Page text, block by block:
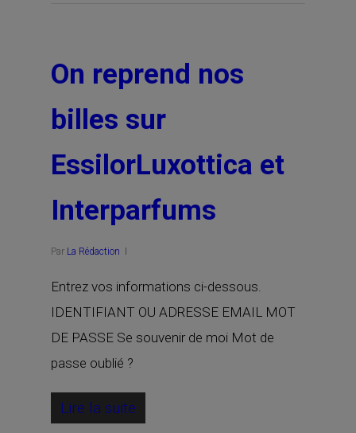
On reprend nos
billes sur
EssilorLuxottica et
Interparfums
Par La Rédaction
Entrez vos informations ci-dessous.
IDENTIFIANT OU ADRESSE EMAIL MOT
DE PASSE Se souvenir de moi Mot de
passe oublié ?
Lire la suite